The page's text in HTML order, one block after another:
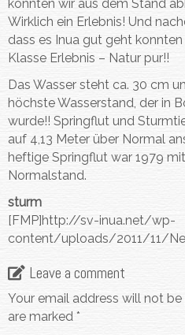
könnten wir aus dem Stand
Wirklich ein Erlebnis! Und
dass es Inua gut geht
Klasse Erlebnis – Natur pur!!
Das Wasser steht ca. 30 cm
höchste Wasserstand, der in
wurde!! Springflut und
auf 4,13 Meter über Normal
heftige Springflut war 1979
Normalstand.
sturm
[FMP]http://sv-inua.net/wp-
content/uploads/2011/11/
Leave a comment
Your email address will not be
are marked *